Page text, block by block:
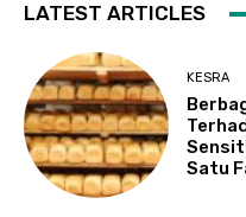
LATEST ARTICLES
KESRA
Satu